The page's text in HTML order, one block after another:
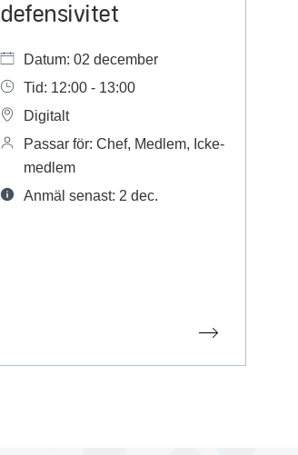
defensivitet
Datum: 02 december
Tid: 12:00 - 13:00
Digitalt
Passar för: Chef, Medlem, Icke-
medlem
Anmäl senast: 2 dec.